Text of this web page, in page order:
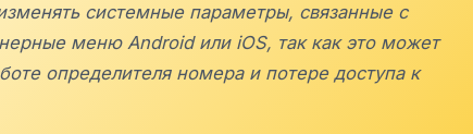
системные параметры, связанные с
меню Android или iOS, так как это может
определителя номера и потере доступа к